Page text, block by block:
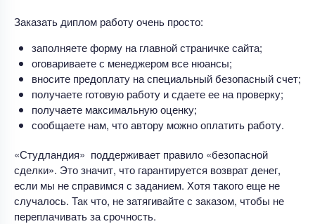
Заказать диплом работу очень просто:
заполняете форму на главной страничке сайта;
оговариваете с менеджером все нюансы;
вносите предоплату на специальный безопасный счет;
получаете готовую работу и сдаете ее на проверку;
получаете максимальную оценку;
сообщаете нам, что автору можно оплатить работу.
«Студландия» поддерживает правило «безопасной
сделки». Это значит, что гарантируется возврат денег,
если мы не справимся с заданием. Хотя такого еще не
случалось. Так что, не затягивайте с заказом, чтобы не
переплачивать за срочность.